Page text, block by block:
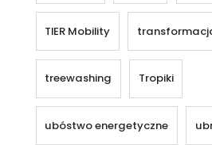
TIER Mobility
treewashing Tropiki
ubóstwo energetyczne